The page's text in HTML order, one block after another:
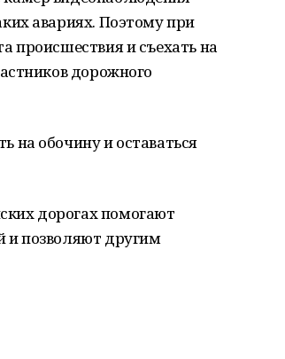
авариях. Поэтому при
происшествия и съехать на
дорожного
на обочину и оставаться
дорогах помогают
и позволяют другим